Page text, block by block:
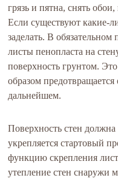
грязь и пятна, снять
Если существуют какие-
заделать. В
листы пенопласта на
поверхность грунтом.
образом
дальнейшем.
Поверхность стен
укрепляется стартовый
функцию скрепления
утепление стен снаружи